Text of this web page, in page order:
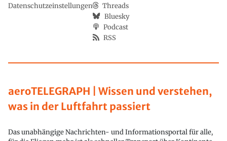
aeroTELEGRAPH | Wissen und verstehen,
was in der Luftfahrt passiert
Das unabhängige Nachrichten- und Informationsportal für alle,
Datenschutzeinstellungen
Threads
Bluesky
Podcast
RSS